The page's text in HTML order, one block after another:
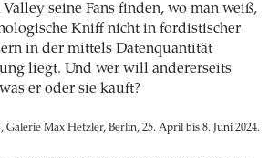
seine Fans finden, wo man weiß,
Kniff nicht in fordistischer
in der mittels Datenquantität
liegt. Und wer will andererseits
er oder sie kauft?
Max Hetzler, Berlin, 25. April bis 8. Juni 2024.